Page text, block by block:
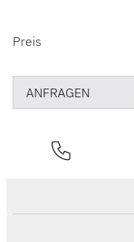
Preis
ANFRAGEN